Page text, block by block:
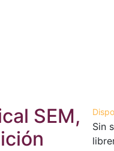
SEM,
Sin